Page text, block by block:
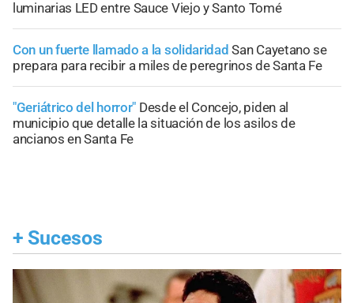
luminarias LED entre Sauce Viejo y Santo Tomé
Con un fuerte llamado a la solidaridad San Cayetano se
prepara para recibir a miles de peregrinos de Santa Fe
"Geriátrico del horror" Desde el Concejo, piden al
municipio que detalle la situación de los asilos de
ancianos en Santa Fe
+ Sucesos